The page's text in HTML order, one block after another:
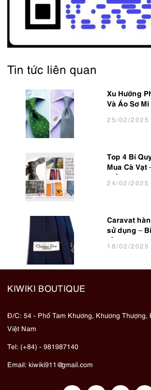
Tin tức liên quan
Xu Hướng
Và Áo Sơ
25/02/2025
Top 4 Bí
Mua Cà Vạt
24/02/2025
Caravat
sử dụng –
18/02/2025
KIWIKI BOUTIQUE
Đ/C: 54 - Phố Tam Khương, Khương
Việt Nam
Tel: (+84) - 981987140
Email: kiwiki911@gmail.com